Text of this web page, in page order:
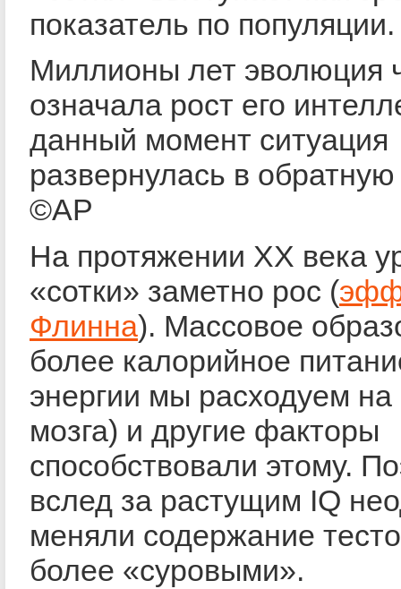
показатель по популяции.
Миллионы лет эволюция
означала рост его
данный момент ситуация
развернулась в
©AP
На протяжении XX века
«сотки» заметно рос (
Флинна). Массовое
более калорийное
энергии мы расходуем на
мозга) и другие факторы
способствовали этому.
вслед за растущим IQ
меняли содержание
более «суровыми».